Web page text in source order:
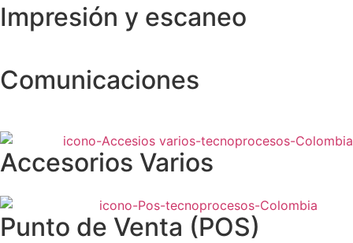
Impresión y escaneo
Comunicaciones
Accesorios Varios
Punto de Venta (POS)